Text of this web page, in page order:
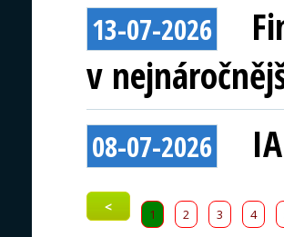
13-07-2026
v
08-07-2026
< 1 2 3 4